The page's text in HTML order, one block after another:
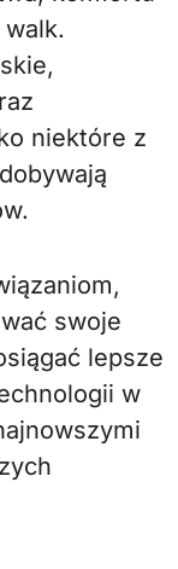
niektóre z
swoje
lepsze
w